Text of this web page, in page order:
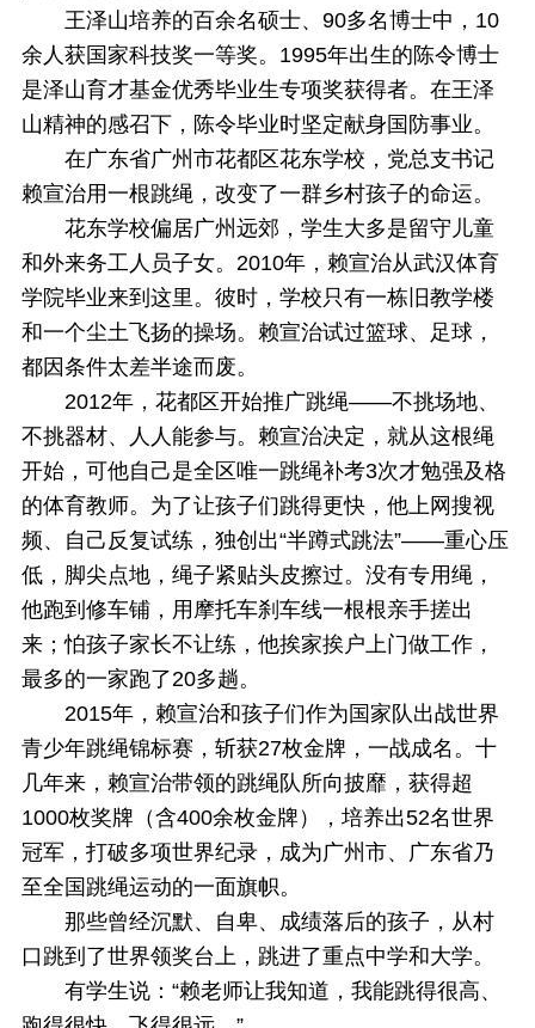
王泽山培养的百余名硕士、90多名博士中，10
余人获国家科技奖一等奖。1995年出生的陈令博士
是泽山育才基金优秀毕业生专项奖获得者。在王泽
山精神的感召下，陈令毕业时坚定献身国防事业。
在广东省广州市花都区花东学校，党总支书记
赖宣治用一根跳绳，改变了一群乡村孩子的命运。
花东学校偏居广州远郊，学生大多是留守儿童
和外来务工人员子女。2010年，赖宣治从武汉体育
学院毕业来到这里。彼时，学校只有一栋旧教学楼
和一个尘土飞扬的操场。赖宣治试过篮球、足球，
都因条件太差半途而废。
2012年，花都区开始推广跳绳——不挑场地、
不挑器材、人人能参与。赖宣治决定，就从这根绳
开始，可他自己是全区唯一跳绳补考3次才勉强及格
的体育教师。为了让孩子们跳得更快，他上网搜视
频、自己反复试练，独创出“半蹲式跳法”——重心压
低，脚尖点地，绳子紧贴头皮擦过。没有专用绳，
他跑到修车铺，用摩托车刹车线一根根亲手搓出
来；怕孩子家长不让练，他挨家挨户上门做工作，
最多的一家跑了20多趟。
2015年，赖宣治和孩子们作为国家队出战世界
青少年跳绳锦标赛，斩获27枚金牌，一战成名。十
几年来，赖宣治带领的跳绳队所向披靡，获得超
1000枚奖牌（含400余枚金牌），培养出52名世界
冠军，打破多项世界纪录，成为广州市、广东省乃
至全国跳绳运动的一面旗帜。
那些曾经沉默、自卑、成绩落后的孩子，从村
口跳到了世界领奖台上，跳进了重点中学和大学。
有学生说：“赖老师让我知道，我能跳得很高、